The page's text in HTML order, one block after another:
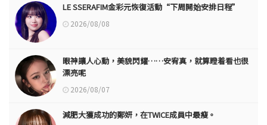
LE SSERAFIM金彩元恢復活動“下周開始安排日程”
2026/08/08
眼神讓人心動，美貌閃耀……安宥真，就算瞪着看也很
漂亮呢
2026/08/07
減肥大獲成功的鄭妍，在TWICE成員中最瘦。